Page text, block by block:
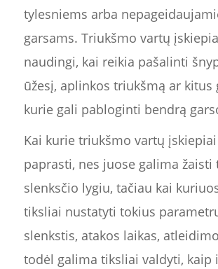
tylesniems arba
garsams. Triukšmo vartų
naudingi, kai reikia pašalinti
ūžesį, aplinkos triukšmą ar kitus
kurie gali pabloginti bendrą
Kai kurie triukšmo vartų
paprasti, nes juose galima žaisti
slenksčio lygiu, tačiau kai
tiksliai nustatyti tokius
slenkstis, atakos laikas,
todėl galima tiksliai valdyti, kaip